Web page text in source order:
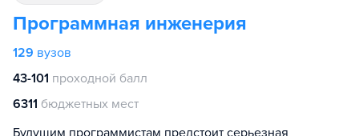
Программная инженерия
129 вузов
43-101 проходной балл
6311 бюджетных мест
Будущим программистам предстоит серьезная